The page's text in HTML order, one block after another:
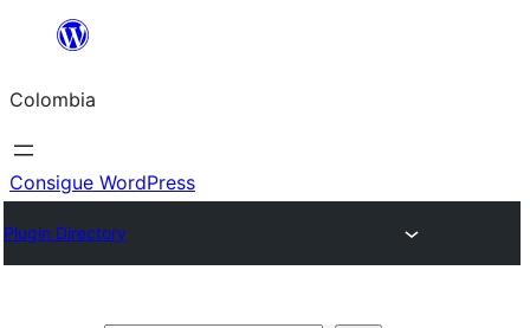
Saltar
contenido
Colombia
Consigue WordPress
Plugin Directory